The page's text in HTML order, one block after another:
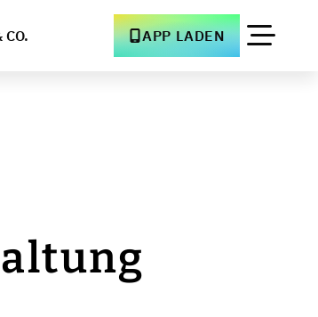
APP LADEN